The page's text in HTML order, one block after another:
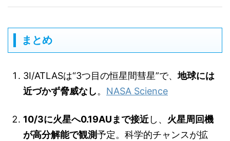
まとめ
3I/ATLASは“3つ目の恒星間彗星”で、地球には
近づかず脅威なし。 NASA Science
10/3に火星へ0.19AUまで接近し、 火星周回機
が高分解能で観測予定。科学的チャンスが拡